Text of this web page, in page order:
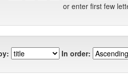
or enter first few
In order: